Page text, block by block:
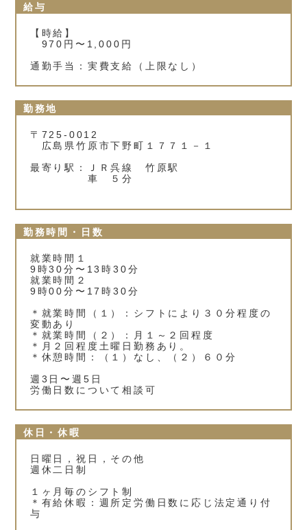
給与
【時給】
970円〜1,000円
通勤手当：実費支給（上限なし）
勤務地
〒725-0012
広島県竹原市下野町１７７１－１
最寄り駅：ＪＲ呉線 竹原駅
車 ５分
勤務時間・日数
就業時間１
9時30分〜13時30分
就業時間２
9時00分〜17時30分
＊就業時間（１）：シフトにより３０分程度の
変動あり
＊就業時間（２）：月１～２回程度
＊月２回程度土曜日勤務あり。
＊休憩時間：（１）なし、（２）６０分
週3日〜週5日
労働日数について相談可
休日・休暇
日曜日，祝日，その他
週休二日制
１ヶ月毎のシフト制
＊有給休暇：週所定労働日数に応じ法定通り付
与